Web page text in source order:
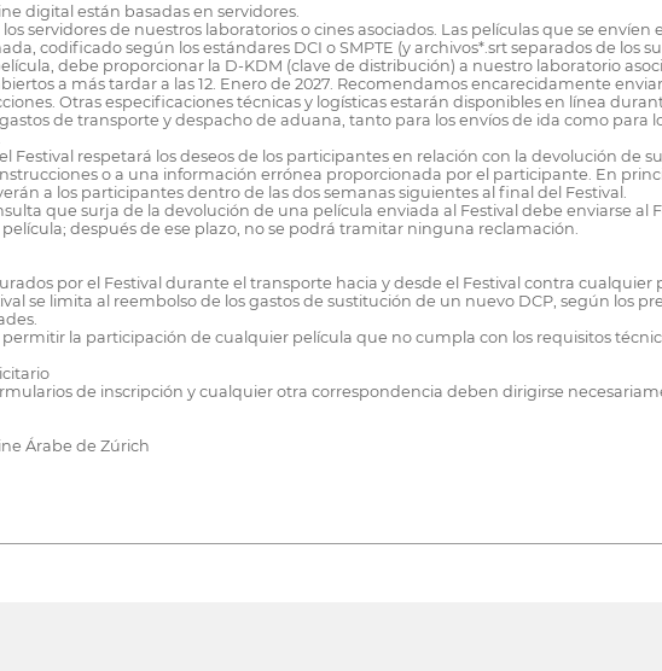
digital están basadas en servidores.
servidores de nuestros laboratorios o cines asociados. Las películas que se
codificado según los estándares DCI o SMPTE (y archivos*.srt separados de
debe proporcionar la D-KDM (clave de distribución) a nuestro laboratorio
a más tardar a las 12. Enero de 2027. Recomendamos encarecidamente
Otras especificaciones técnicas y logísticas estarán disponibles en línea
de transporte y despacho de aduana, tanto para los envíos de ida como
Festival respetará los deseos de los participantes en relación con la devolución de
o a una información errónea proporcionada por el participante. En
a los participantes dentro de las dos semanas siguientes al final del Festival.
que surja de la devolución de una película enviada al Festival debe enviarse al
después de ese plazo, no se podrá tramitar ninguna reclamación.
por el Festival durante el transporte hacia y desde el Festival contra
se limita al reembolso de los gastos de sustitución de un nuevo DCP, según los
permitir la participación de cualquier película que no cumpla con los requisitos
de inscripción y cualquier otra correspondencia deben dirigirse
Árabe de Zúrich